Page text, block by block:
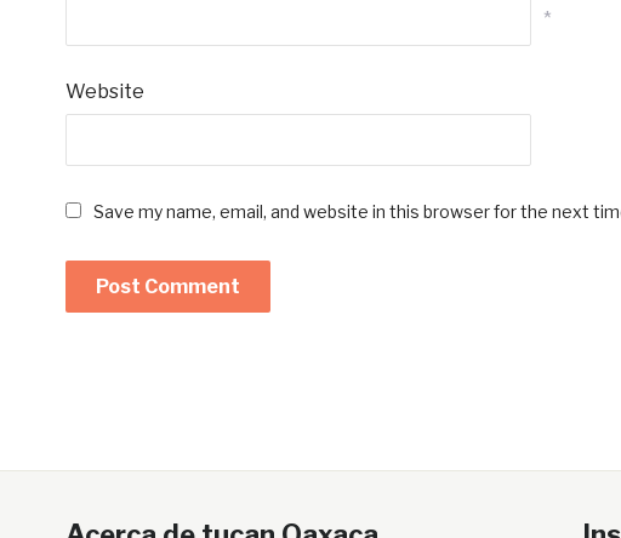
*
Website
Save my name, email, and website in this browser for the next